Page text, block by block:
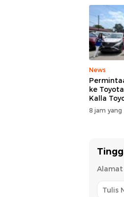
News
ke
Kalla
Catatkan
2026
8 jam yang